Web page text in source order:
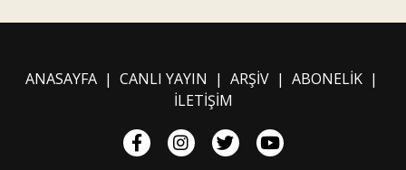
ANASAYFA| CANLI YAYIN | ARŞİV| ABONELİK|
İLETİŞİM